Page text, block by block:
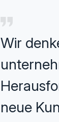
Wir
neue